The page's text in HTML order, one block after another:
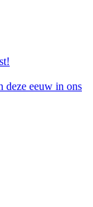
deze eeuw in ons